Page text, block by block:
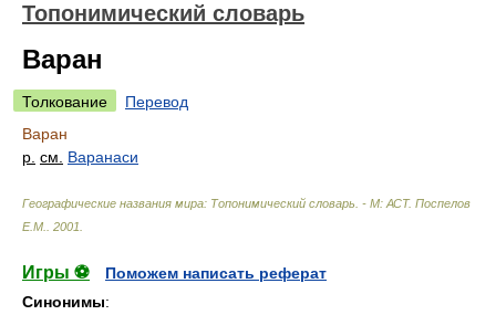
Топонимический словарь
Варан
Толкование
Перевод
Варан
р. см. Варанаси
Географические названия мира: Топонимический словарь. - М: АСТ. Поспелов
Е.М.
2001
Игры ⚽
Поможем написать реферат
Синонимы: